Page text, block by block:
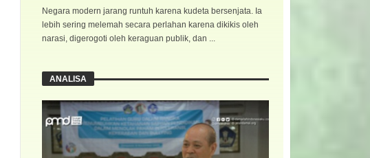
Negara modern jarang runtuh karena kudeta bersenjata. Ia
lebih sering melemah secara perlahan karena dikikis oleh
narasi, digerogoti oleh keraguan publik, dan ...
ANALISA